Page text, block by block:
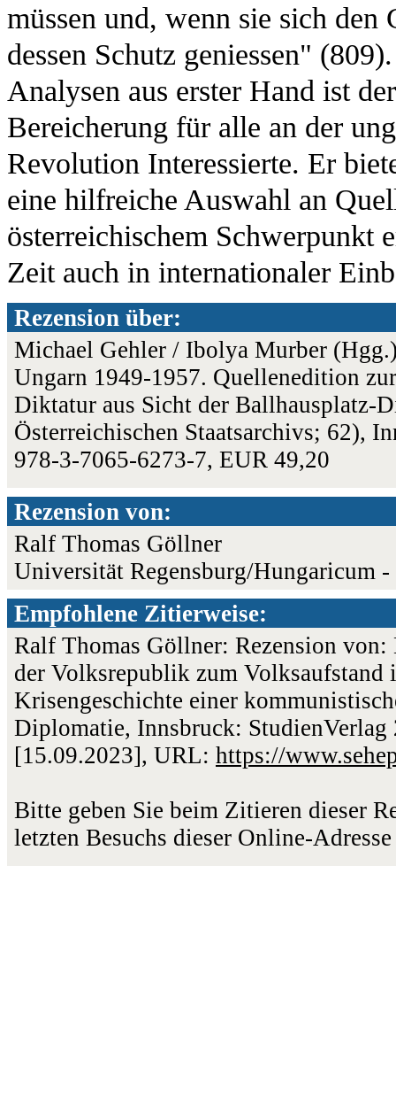
müssen und, wenn sie sich den
dessen Schutz geniessen"
Analysen aus erster Hand ist
Bereicherung für alle an der
Revolution Interessierte. Er
eine hilfreiche Auswahl an
österreichischem Schwerpunkt
Zeit auch in internationaler
Rezension über:
Michael Gehler / Ibolya Murber
Ungarn 1949-1957. Quellenedition
Diktatur aus Sicht der Ballhausplatz-
Österreichischen Staatsarchivs; 62),
978-3-7065-6273-7, EUR 49,20
Rezension von:
Ralf Thomas Göllner
Universität Regensburg/Hungaricum
Empfohlene Zitierweise:
Ralf Thomas Göllner: Rezension
der Volksrepublik zum
Krisengeschichte einer
Diplomatie, Innsbruck:
[15.09.2023], URL: https://
Bitte geben Sie beim Zitieren dieser
letzten Besuchs dieser Online-Adresse